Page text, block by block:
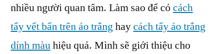
Trắng
Như
Mới
nhiều người quan tâm. Làm sao để cócách
tẩy vết bẩn trên áo trắnghaycách tẩy áo trắng
dính màuhiệu quả. Mình sẽ giới thiệu cho